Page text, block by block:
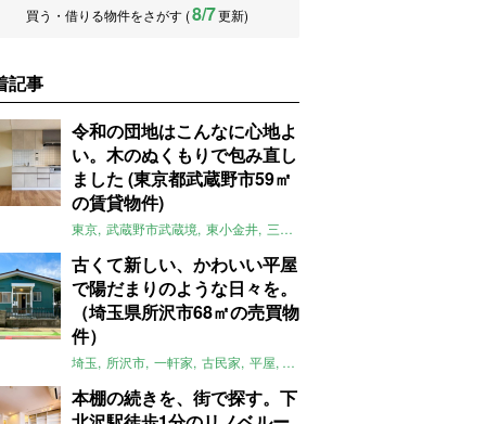
買う・借りる物件をさがす (8/7更新)
記事
令和の団地はこんなに心地よ
い。木のぬくもりで包み直し
ました (東京都武蔵野市59㎡
の賃貸物件)
東京 武蔵野市武蔵境 東小金井 三鷹
古くて新しい、かわいい平屋
で陽だまりのような日々を。
（埼玉県所沢市68㎡の売買物
件）
埼玉 所沢市 一軒家 古民家 平屋 庭
本棚の続きを、街で探す。下